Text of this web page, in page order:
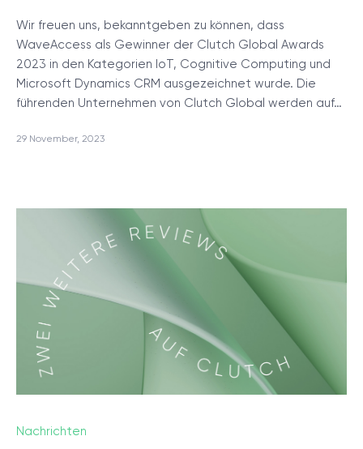
Wir freuen uns, bekanntgeben zu können, dass
WaveAccess als Gewinner der Clutch Global Awards
2023 in den Kategorien IoT, Cognitive Computing und
Microsoft Dynamics CRM ausgezeichnet wurde. Die
führenden Unternehmen von Clutch Global werden auf…
29 November, 2023
Nachrichten